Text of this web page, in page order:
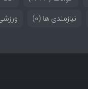
نیازمندی ها (0)